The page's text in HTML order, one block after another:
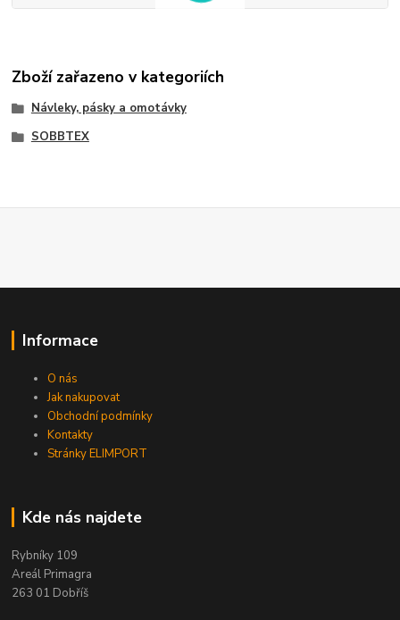
Zboží zařazeno v kategoriích
Návleky, pásky a omotávky
SOBBTEX
Informace
O nás
Jak nakupovat
Obchodní podmínky
Kontakty
Stránky ELIMPORT
Kde nás najdete
Rybníky 109
Areál Primagra
263 01 Dobříš